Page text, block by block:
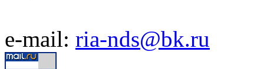
e-mail: ria-nds@bk.ru